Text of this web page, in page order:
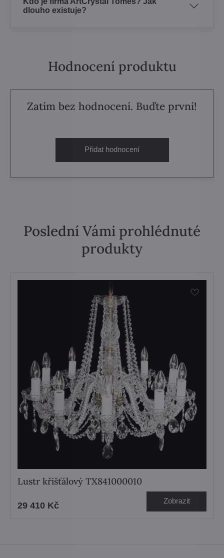
dlouho existuje?
Hodnocení produktu
Zatím bez hodnocení. Buďte první!
Přidat hodnocení
Poslední Vámi prohlédnuté
produkty
Lustr křišťálový TX841000010
29 410 Kč Zobrazit